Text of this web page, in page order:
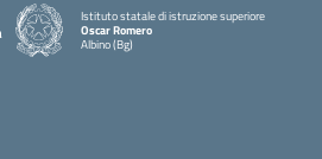
Istituto statale di istruzione superiore
Oscar Romero
Albino (Bg)